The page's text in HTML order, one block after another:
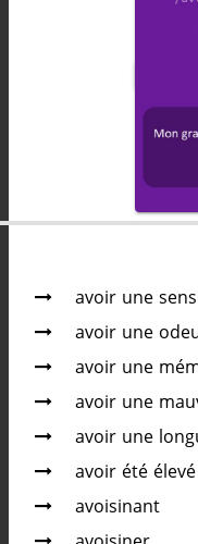
avoir une
avoir une
avoir une
avoir une
avoir une
avoir été
avoisinant